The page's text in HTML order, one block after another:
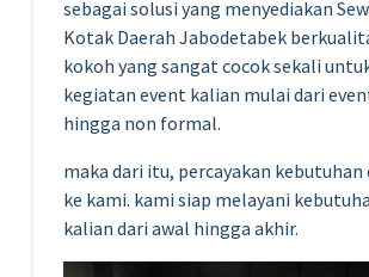
sebagai solusi yang menyediakan
Kotak Daerah Jabodetabek
kokoh yang sangat cocok sekali
kegiatan event kalian mulai dari
hingga non formal.
maka dari itu, percayakan
ke kami. kami siap melayani
kalian dari awal hingga akhir.